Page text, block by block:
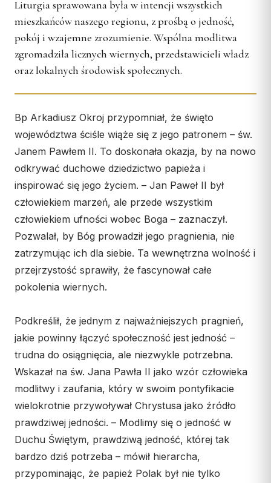
KURIA
Kuria Diecezjalna
Wydziały
Sąd Biskupi
Wydawnictwo
Konta bankowe
Biuro
Współpraca
„GŁOS Z TORUNIA"
Archiwum
Współpraca
Dane kurii
Msze święte online
Kalendarz liturgiczny
Franciszkański Zakon
Skauci Króla
Bractwo św. Józefa
Liturgia sprawowana była w intencji wszystkich
mieszkańców naszego regionu, z prośbą o jedność,
pokój i wzajemne zrozumienie. Wspólna modlitwa
zgromadziła licznych wiernych, przedstawicieli władz
oraz lokalnych środowisk społecznych.
Bp Arkadiusz Okroj przypomniał, że święto
województwa ściśle wiąże się z jego patronem – św.
Janem Pawłem II. To doskonała okazja, by na nowo
odkrywać duchowe dziedzictwo papieża i
inspirować się jego życiem. – Jan Paweł II był
człowiekiem marzeń, ale przede wszystkim
człowiekiem ufności wobec Boga – zaznaczył.
Pozwalał, by Bóg prowadził jego pragnienia, nie
zatrzymując ich dla siebie. Ta wewnętrzna wolność i
przejrzystość sprawiły, że fascynował całe
pokolenia wiernych.
Podkreślił, że jednym z najważniejszych pragnień,
jakie powinny łączyć społeczność jest jedność –
trudna do osiągnięcia, ale niezwykle potrzebna.
Wskazał na św. Jana Pawła II jako wzór człowieka
modlitwy i zaufania, który w swoim pontyfikacie
wielokrotnie przywoływał Chrystusa jako źródło
prawdziwej jedności. – Modlimy się o jedność w
Duchu Świętym, prawdziwą jedność, której tak
bardzo dziś potrzeba – mówił hierarcha,
przypominając, że papież Polak był nie tylko